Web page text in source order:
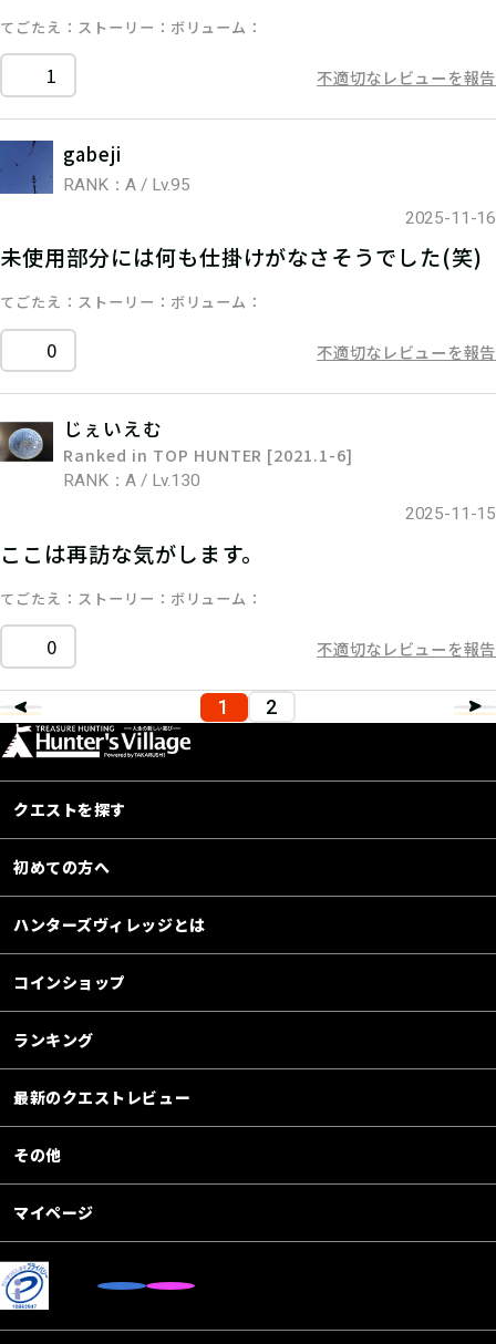
てごたえ ストーリー ボリューム
1 不適切なレビューを報告
gabeji
RANK：A / Lv.95
2025-11-16
未使用部分には何も仕掛けがなさそうでした(笑)
てごたえ ストーリー ボリューム
0 不適切なレビューを報告
じぇいえむ
Ranked in TOP HUNTER [2021.1-6]
RANK：A / Lv.130
2025-11-15
ここは再訪な気がします。
てごたえ ストーリー ボリューム
0 不適切なレビューを報告
1 2
クエストを探す
初めての方へ
ハンターズヴィレッジとは
コインショップ
ランキング
最新のクエストレビュー
その他
マイページ